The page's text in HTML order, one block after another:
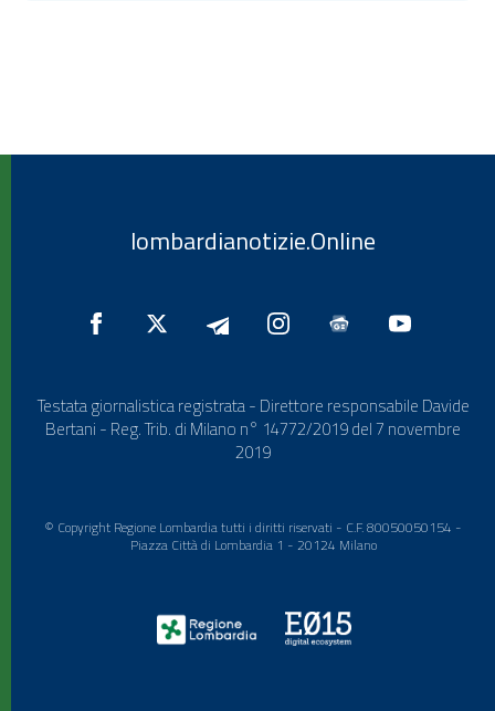
lombardianotizie.Online
Testata giornalistica registrata - Direttore responsabile Davide
Bertani - Reg. Trib. di Milano n° 14772/2019 del 7 novembre
2019
© Copyright Regione Lombardia tutti i diritti riservati - C.F. 80050050154 -
Piazza Città di Lombardia 1 - 20124 Milano